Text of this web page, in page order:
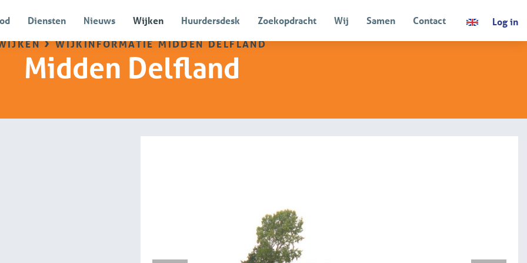
Diensten Nieuws Wijken Huurdersdesk Zoekopdracht Wij Samen Contact Log in
›wijkinformatie midden delfland
Midden Delfland